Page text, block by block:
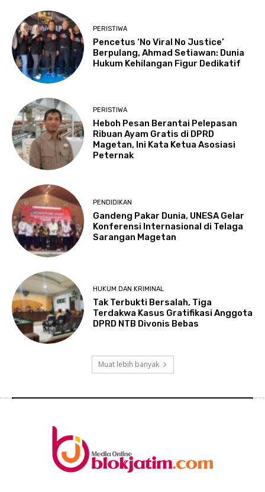
PERISTIWA
Pencetus ‘No Viral No Justice’
Berpulang, Ahmad Setiawan: Dunia
Hukum Kehilangan Figur Dedikatif
PERISTIWA
Heboh Pesan Berantai Pelepasan
Ribuan Ayam Gratis di DPRD
Magetan, Ini Kata Ketua Asosiasi
Peternak
PENDIDIKAN
Gandeng Pakar Dunia, UNESA Gelar
Konferensi Internasional di Telaga
Sarangan Magetan
HUKUM DAN KRIMINAL
Tak Terbukti Bersalah, Tiga
Terdakwa Kasus Gratifikasi Anggota
DPRD NTB Divonis Bebas
Muat lebih banyak